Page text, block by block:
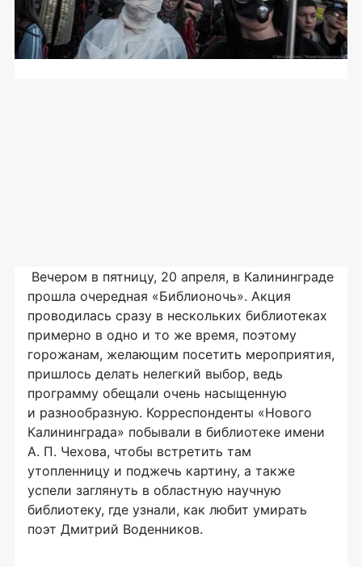
Вечером в пятницу, 20 апреля, в Калининграде
прошла очередная «Библионочь». Акция
проводилась сразу в нескольких библиотеках
примерно в одно и то же время, поэтому
горожанам, желающим посетить мероприятия,
пришлось делать нелегкий выбор, ведь
программу обещали очень насыщенную
и разнообразную. Корреспонденты «Нового
Калининграда» побывали в библиотеке имени
А. П. Чехова, чтобы встретить там
утопленницу и поджечь картину, а также
успели заглянуть в областную научную
библиотеку, где узнали, как любит умирать
поэт Дмитрий Воденников.